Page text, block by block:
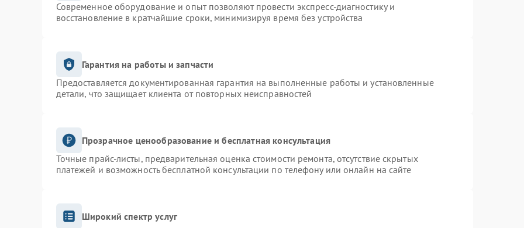
Современное оборудование и опыт позволяют провести экспресс-диагностику и
восстановление в кратчайшие сроки, минимизируя время без устройства
Гарантия на работы и запчасти
Предоставляется документированная гарантия на выполненные работы и установленные
детали, что защищает клиента от повторных неисправностей
Прозрачное ценообразование и бесплатная консультация
Точные прайс-листы, предварительная оценка стоимости ремонта, отсутствие скрытых
платежей и возможность бесплатной консультации по телефону или онлайн на сайте
Широкий спектр услуг